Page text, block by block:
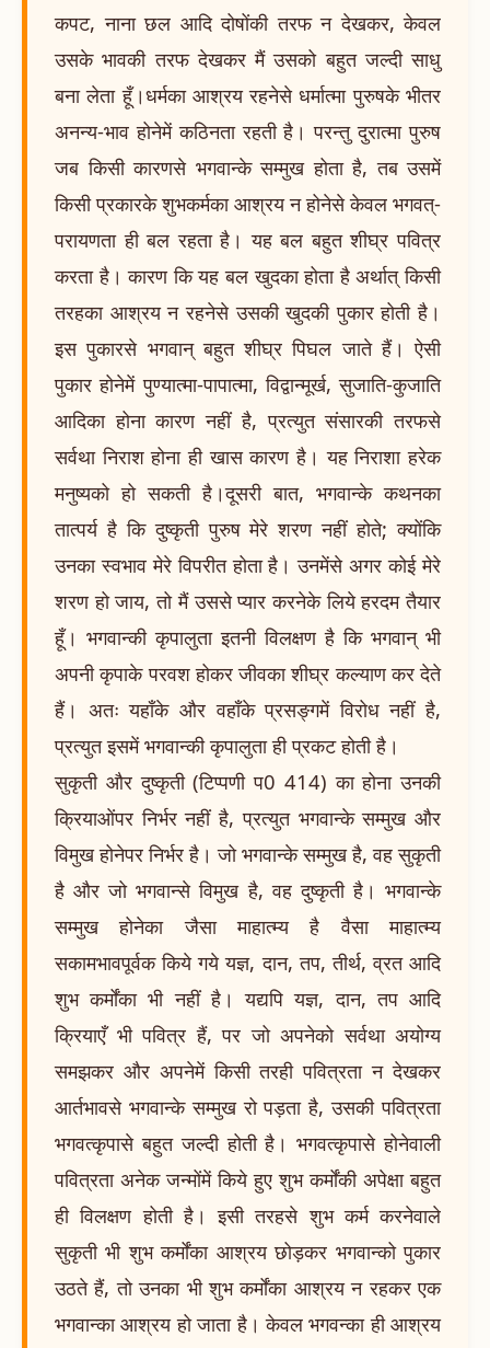
कपट, नाना छल आदि दोषोंकी तरफ न देखकर, केवल
उसके भावकी तरफ देखकर मैं उसको बहुत जल्दी साधु
बना लेता हूँ।धर्मका आश्रय रहनेसे धर्मात्मा पुरुषके भीतर
अनन्य-भाव होनेमें कठिनता रहती है। परन्तु दुरात्मा पुरुष
जब किसी कारणसे भगवान्के सम्मुख होता है, तब उसमें
किसी प्रकारके शुभकर्मका आश्रय न होनेसे केवल भगवत्-
परायणता ही बल रहता है। यह बल बहुत शीघ्र पवित्र
करता है। कारण कि यह बल खुदका होता है अर्थात् किसी
तरहका आश्रय न रहनेसे उसकी खुदकी पुकार होती है।
इस पुकारसे भगवान् बहुत शीघ्र पिघल जाते हैं। ऐसी
पुकार होनेमें पुण्यात्मा-पापात्मा, विद्वान्मूर्ख, सुजाति-कुजाति
आदिका होना कारण नहीं है, प्रत्युत संसारकी तरफसे
सर्वथा निराश होना ही खास कारण है। यह निराशा हरेक
मनुष्यको हो सकती है।दूसरी बात, भगवान्के कथनका
तात्पर्य है कि दुष्कृती पुरुष मेरे शरण नहीं होते; क्योंकि
उनका स्वभाव मेरे विपरीत होता है। उनमेंसे अगर कोई मेरे
शरण हो जाय, तो मैं उससे प्यार करनेके लिये हरदम तैयार
हूँ। भगवान्की कृपालुता इतनी विलक्षण है कि भगवान् भी
अपनी कृपाके परवश होकर जीवका शीघ्र कल्याण कर देते
हैं। अतः यहाँके और वहाँके प्रसङ्गमें विरोध नहीं है,
प्रत्युत इसमें भगवान्की कृपालुता ही प्रकट होती है।
सुकृती और दुष्कृती (टिप्पणी प0 414) का होना उनकी
क्रियाओंपर निर्भर नहीं है, प्रत्युत भगवान्के सम्मुख और
विमुख होनेपर निर्भर है। जो भगवान्के सम्मुख है, वह सुकृती
है और जो भगवान्से विमुख है, वह दुष्कृती है। भगवान्के
सम्मुख होनेका जैसा माहात्म्य है वैसा माहात्म्य
सकामभावपूर्वक किये गये यज्ञ, दान, तप, तीर्थ, व्रत आदि
शुभ कर्मोंका भी नहीं है। यद्यपि यज्ञ, दान, तप आदि
क्रियाएँ भी पवित्र हैं, पर जो अपनेको सर्वथा अयोग्य
समझकर और अपनेमें किसी तरही पवित्रता न देखकर
आर्तभावसे भगवान्के सम्मुख रो पड़ता है, उसकी पवित्रता
भगवत्कृपासे बहुत जल्दी होती है। भगवत्कृपासे होनेवाली
पवित्रता अनेक जन्मोंमें किये हुए शुभ कर्मोंकी अपेक्षा बहुत
ही विलक्षण होती है। इसी तरहसे शुभ कर्म करनेवाले
सुकृती भी शुभ कर्मोंका आश्रय छोड़कर भगवान्को पुकार
उठते हैं, तो उनका भी शुभ कर्मोंका आश्रय न रहकर एक
भगवान्का आश्रय हो जाता है। केवल भगवन्का ही आश्रय